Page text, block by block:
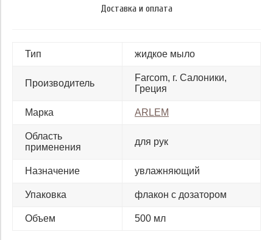
Доставка и оплата
Тип жидкое мыло
Производитель
Farcom, г. Салоники,
Греция
Марка ARLEM
Область
применения
для рук
Назначение увлажняющий
Упаковка флакон с дозатором
Объем 500 мл